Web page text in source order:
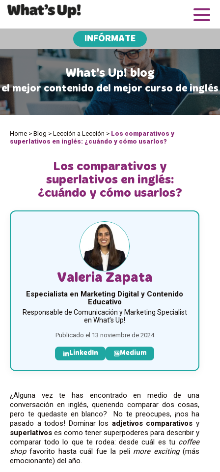
INFÓRMATE
What's Up! blog
el mejor contenido del mejor curso de inglés
Home > Blog > Lección a Lección > Los comparativos y
superlativos en inglés: ¿cuándo y cómo usarlos?
Los comparativos y
superlativos en inglés:
¿cuándo y cómo usarlos?
Valeria Zapata
Especialista en Marketing Digital y Contenido
Educativo
Responsable de Comunicación y Marketing Specialist
en What’s Up!
Publicado el 13 noviembre de 2024
LinkedIn Medium
¿Alguna vez te has encontrado en medio de una
conversación en inglés, queriendo comparar dos cosas,
pero te quedaste en blanco? No te preocupes, ¡nos ha
pasado a todos! Dominar los adjetivos comparativos y
superlativos es como tener superpoderes para describir y
comparar todo lo que te rodea: desde cuál es tu coffee
shopfavorito hasta cuál fue la peli more exciting(más
emocionante) del año.